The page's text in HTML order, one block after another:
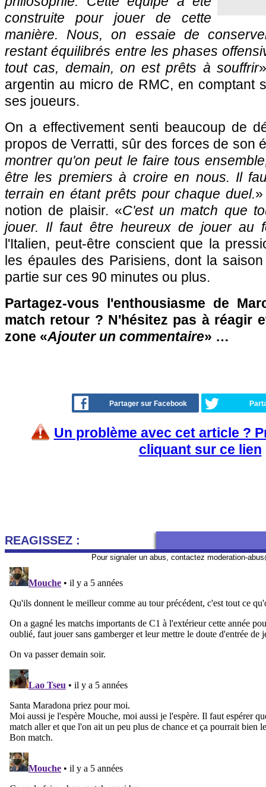
construite pour jouer de cette
manière. Nous, on essaie de
restant équilibrés entre les phases
tout cas, demain, on est prêts à souffrir
argentin au micro de RMC, en comptant
ses joueurs.
On a effectivement senti beaucoup de
propos de Verratti, sûr des forces de son
montrer qu'on peut le faire tous
être les premiers à croire en nous. Il
terrain en étant prêts pour chaque duel.
notion de plaisir. «C'est un match que
jouer. Il faut être heureux de jouer au
l'Italien, peut-être conscient que la
les épaules des Parisiens, dont la
partie sur ces 90 minutes ou plus.
Partagez-vous l'enthousiasme de
match retour ? N'hésitez pas à réagir
zone «Ajouter un commentaire» …
Partager sur Facebook
Un problème avec cet article ?
cliquant sur ce lien
REAGISSEZ :
Pour signaler un abus, contactez moderation-